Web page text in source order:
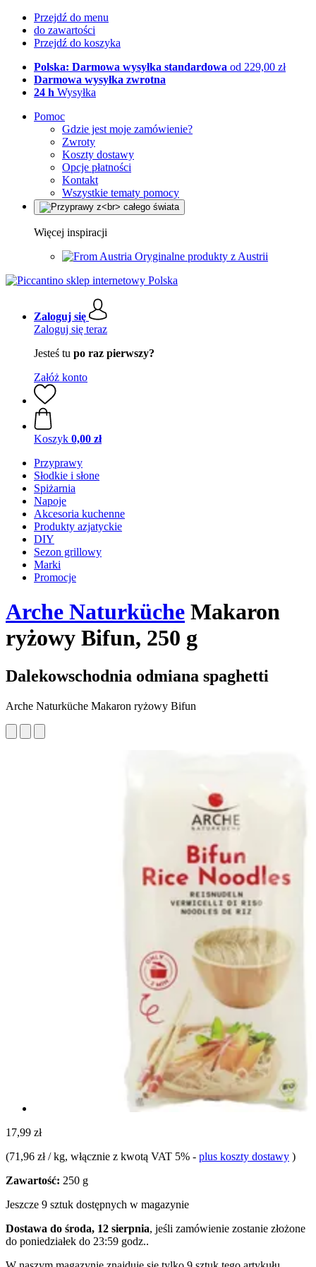
Przejdź do menu
do zawartości
Przejdź do koszyka
Polska: Darmowa wysyłka standardowa od 229,00 zł
Darmowa wysyłka zwrotna
24 h Wysyłka
Pomoc
Gdzie jest moje zamówienie?
Zwroty
Koszty dostawy
Opcje płatności
Kontakt
Wszystkie tematy pomocy
Więcej inspiracji
Oryginalne produkty z Austrii
Zaloguj się
Zaloguj się teraz
Jesteś tu po raz pierwszy?
Załóż konto
Koszyk 0,00 zł
Przyprawy
Słodkie i słone
Spiżarnia
Napoje
Akcesoria kuchenne
Produkty azjatyckie
DIY
Sezon grillowy
Marki
Promocje
Arche Naturküche Makaron
ryżowy Bifun, 250 g
Dalekowschodnia odmiana spaghetti
Arche Naturküche Makaron ryżowy Bifun
17,99 zł
(71,96 zł / kg, włącznie z kwotą VAT 5% - plus koszty dostawy )
Zawartość: 250 g
Jeszcze 9 sztuk dostępnych w magazynie
Dostawa do środa, 12 sierpnia, jeśli zamówienie zostanie złożone
do poniedziałek do 23:59 godz..